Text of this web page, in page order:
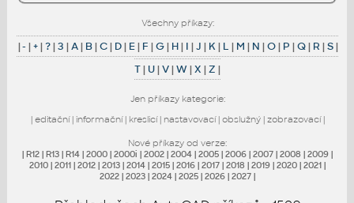
Všechny příkazy:
|- |+|?|3 |A| B|C| D| E| F |G| H| I |J | K| L | M | N |O| P |Q| R |S|
T| U|V|W|X |Z |
Jen příkazy kategorie:
| editační| informační| kreslicí| nastavovací| obslužný| zobrazovací|
Nové příkazy od verze:
| R12 | R13 | R14 | 2000 | 2000i | 2002 | 2004 | 2005 | 2006 | 2007 | 2008 | 2009 |
2010 | 2011 | 2012 | 2013 | 2014 | 2015 | 2016 | 2017 | 2018 | 2019 | 2020 | 2021 |
2022 | 2023 | 2024 | 2025 | 2026 | 2027 |